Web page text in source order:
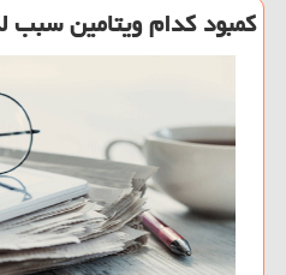
کمبود کدام ویتامین